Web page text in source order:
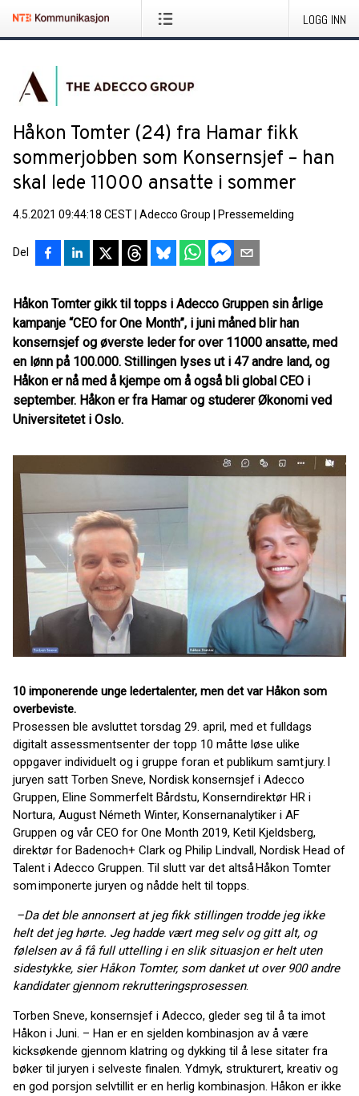
LOGG INN
Håkon Tomter (24) fra Hamar fikk
sommerjobben som Konsernsjef – han
skal lede 11000 ansatte i sommer
4.5.2021 09:44:18 CEST Adecco Group Pressemelding
Del
Håkon Tomter gikk til topps i Adecco Gruppen sin årlige
kampanje “CEO for One Month”, i juni måned blir han
konsernsjef og øverste leder for over 11000 ansatte, med
en lønn på 100.000. Stillingen lyses ut i 47 andre land, og
Håkon er nå med å kjempe om å også bli global CEO i
september. Håkon er fra Hamar og studerer Økonomi ved
Universitetet i Oslo.
10 imponerende unge ledertalenter, men det var Håkon som
overbeviste.
Prosessen ble avsluttet torsdag 29. april, med et fulldags
digitalt assessmentsenter der topp 10 måtte løse ulike
oppgaver individuelt og i gruppe foran et publikum samt jury. I
juryen satt Torben Sneve, Nordisk konsernsjef i Adecco
Gruppen, Eline Sommerfelt Bårdstu, Konserndirektør HR i
Nortura, August Németh Winter, Konsernanalytiker i AF
Gruppen og vår CEO for One Month 2019, Ketil Kjeldsberg,
direktør for Badenoch+ Clark og Philip Lindvall, Nordisk Head of
Talent i Adecco Gruppen. Til slutt var det altsåHåkon Tomter
somimponerte juryen og nådde helt til topps.
–Da det ble annonsert at jeg fikk stillingen trodde jeg ikke
helt det jeg hørte. Jeg hadde vært meg selv og gitt alt, og
følelsen av å få full uttelling i en slik situasjon er helt uten
sidestykke, sier Håkon Tomter, som danket ut over 900 andre
kandidater gjennom rekrutteringsprosessen.
Torben Sneve, konsernsjef i Adecco, gleder seg til å ta imot
Håkon i Juni. – Han er en sjelden kombinasjon av å være
kicksøkende gjennom klatring og dykking til å lese sitater fra
bøker til juryen i selveste finalen. Ydmyk, strukturert, kreativ og
en god porsjon selvtillit er en herlig kombinasjon. Håkon er ikke